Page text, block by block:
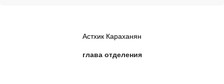
Астхик Караханян
глава отделения